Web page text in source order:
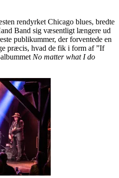
rendyrket Chicago blues, bredte
Band sig væsentligt længere ud
publikummer, der forventede en
præcis, hvad de fik i form af ”If
No matter what I do